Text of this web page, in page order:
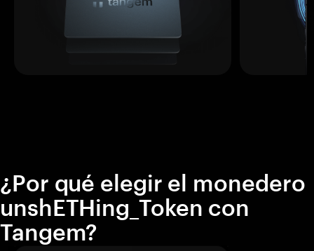
¿Por qué elegir el monedero
unshETHing_Token con
Tangem?